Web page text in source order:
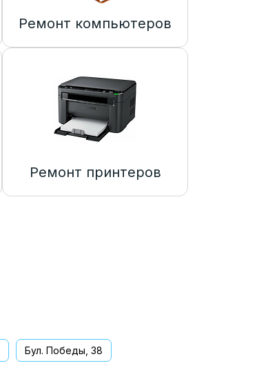
Ремонт компьютеров
Ремонт принтеров
Бул. Победы, 38